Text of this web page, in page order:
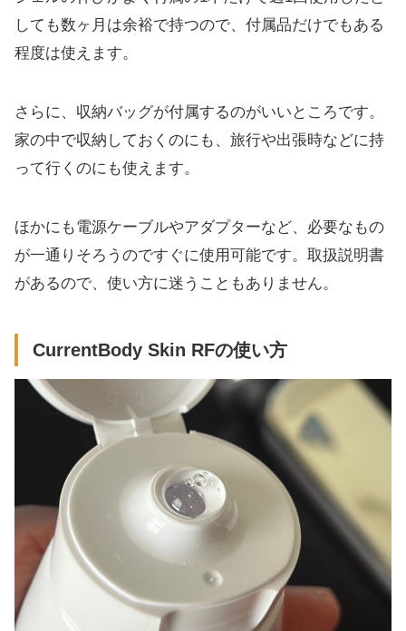
しても数ヶ月は余裕で持つので、付属品だけでもある
程度は使えます。
さらに、収納バッグが付属するのがいいところです。
家の中で収納しておくのにも、旅行や出張時などに持
って行くのにも使えます。
ほかにも電源ケーブルやアダプターなど、必要なもの
が一通りそろうのですぐに使用可能です。取扱説明書
があるので、使い方に迷うこともありません。
CurrentBody Skin RFの使い方